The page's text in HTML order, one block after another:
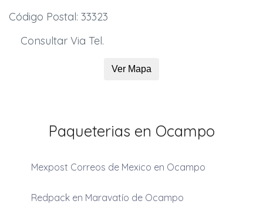
Código Postal: 33323
Consultar Via Tel.
Ver Mapa
Paqueterias en Ocampo
Mexpost Correos de Mexico en Ocampo
Redpack en Maravatío de Ocampo